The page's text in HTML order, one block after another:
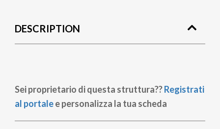
DESCRIPTION
Sei proprietario di questa struttura??Registrati
al portalee personalizza la tua scheda